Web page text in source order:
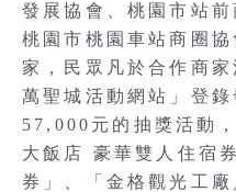
發展協會、桃園市站
桃園市桃園車站商圈
家，民眾凡於合作商
萬聖城活動網站」登
57,000元的抽獎活動
大飯店 豪華雙人住宿
券」、「金格觀光工